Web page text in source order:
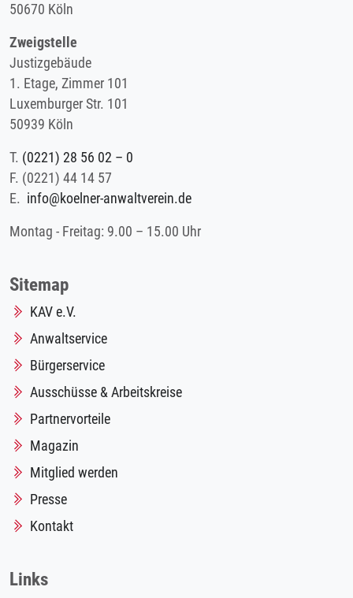
50670 Köln
Zweigstelle
Justizgebäude
1. Etage, Zimmer 101
Luxemburger Str. 101
50939 Köln
T. (0221) 28 56 02 – 0
F. (0221) 44 14 57
E. info@koelner-anwaltverein.de
Montag - Freitag: 9.00 – 15.00 Uhr
Sitemap
KAV e.V.
Anwaltservice
Bürgerservice
Ausschüsse & Arbeitskreise
Partnervorteile
Magazin
Mitglied werden
Presse
Kontakt
Links